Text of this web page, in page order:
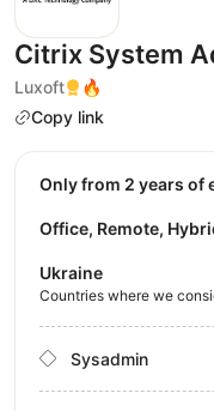
Citrix System
Luxoft
🔥
Copy link
Only from 2 years
Office, Remote,
Ukraine
Countries where we
Sysadmin